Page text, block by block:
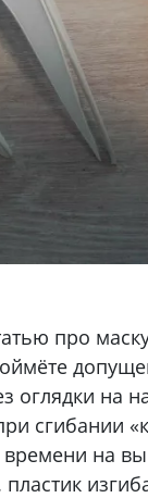
про
оглядки на
сгибании
на